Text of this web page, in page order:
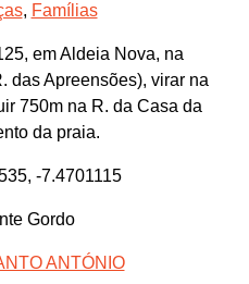
, Famílias
em Aldeia Nova, na
das Apreensões), virar na
750m na R. da Casa da
da praia.
-7.4701115
Gordo
ANTÓNIO